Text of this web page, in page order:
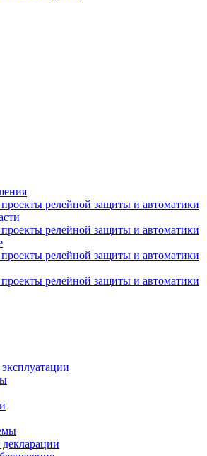
релейной защиты и автоматики
релейной защиты и автоматики
релейной защиты и автоматики
релейной защиты и автоматики